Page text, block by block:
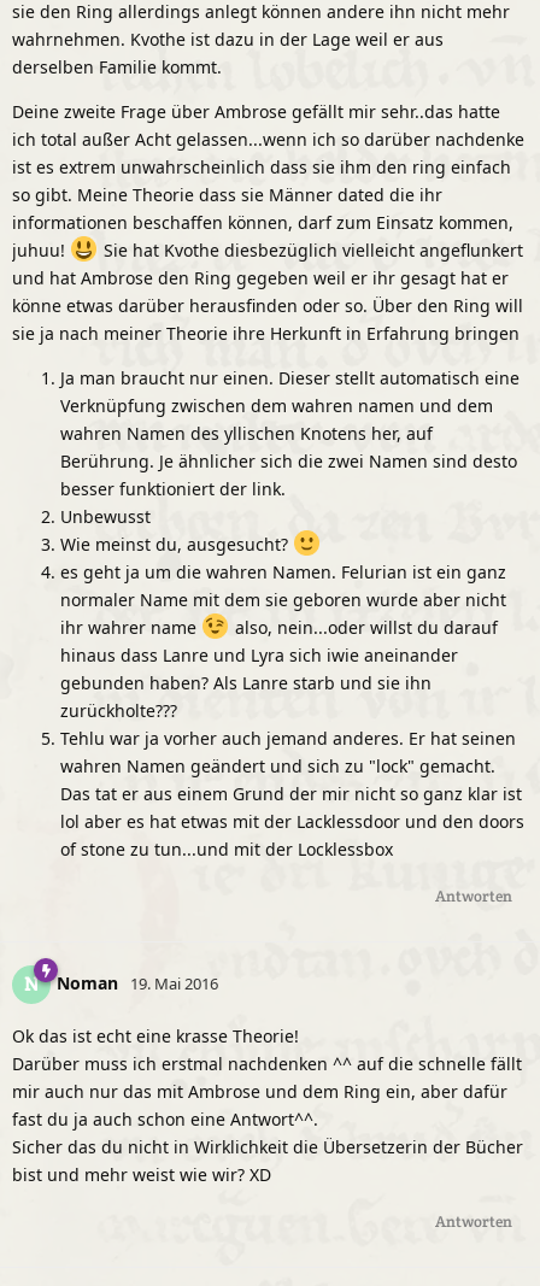
sie den Ring allerdings anlegt können andere ihn nicht mehr
wahrnehmen. Kvothe ist dazu in der Lage weil er aus
derselben Familie kommt.
Deine zweite Frage über Ambrose gefällt mir sehr..das hatte
ich total außer Acht gelassen...wenn ich so darüber nachdenke
ist es extrem unwahrscheinlich dass sie ihm den ring einfach
so gibt. Meine Theorie dass sie Männer dated die ihr
informationen beschaffen können, darf zum Einsatz kommen,
juhuu!
Sie hat Kvothe diesbezüglich vielleicht angeflunkert
und hat Ambrose den Ring gegeben weil er ihr gesagt hat er
könne etwas darüber herausfinden oder so. Über den Ring will
sie ja nach meiner Theorie ihre Herkunft in Erfahrung bringen
Ja man braucht nur einen. Dieser stellt automatisch eine
Verknüpfung zwischen dem wahren namen und dem
wahren Namen des yllischen Knotens her, auf
Berührung. Je ähnlicher sich die zwei Namen sind desto
besser funktioniert der link.
Unbewusst
Wie meinst du, ausgesucht?
es geht ja um die wahren Namen. Felurian ist ein ganz
normaler Name mit dem sie geboren wurde aber nicht
ihr wahrer name
also, nein...oder willst du darauf
hinaus dass Lanre und Lyra sich iwie aneinander
gebunden haben? Als Lanre starb und sie ihn
zurückholte???
Tehlu war ja vorher auch jemand anderes. Er hat seinen
wahren Namen geändert und sich zu "lock" gemacht.
Das tat er aus einem Grund der mir nicht so ganz klar ist
lol aber es hat etwas mit der Lacklessdoor und den doors
of stone zu tun...und mit der Locklessbox
Antworten
N Noman 19. Mai 2016
Ok das ist echt eine krasse Theorie!
Darüber muss ich erstmal nachdenken ^^ auf die schnelle fällt
mir auch nur das mit Ambrose und dem Ring ein, aber dafür
fast du ja auch schon eine Antwort^^.
Sicher das du nicht in Wirklichkeit die Übersetzerin der Bücher
bist und mehr weist wie wir? XD
Antworten